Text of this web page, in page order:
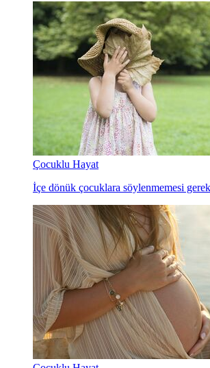
Çocuklu Hayat
İçe dönük çocuklara söylenmemesi